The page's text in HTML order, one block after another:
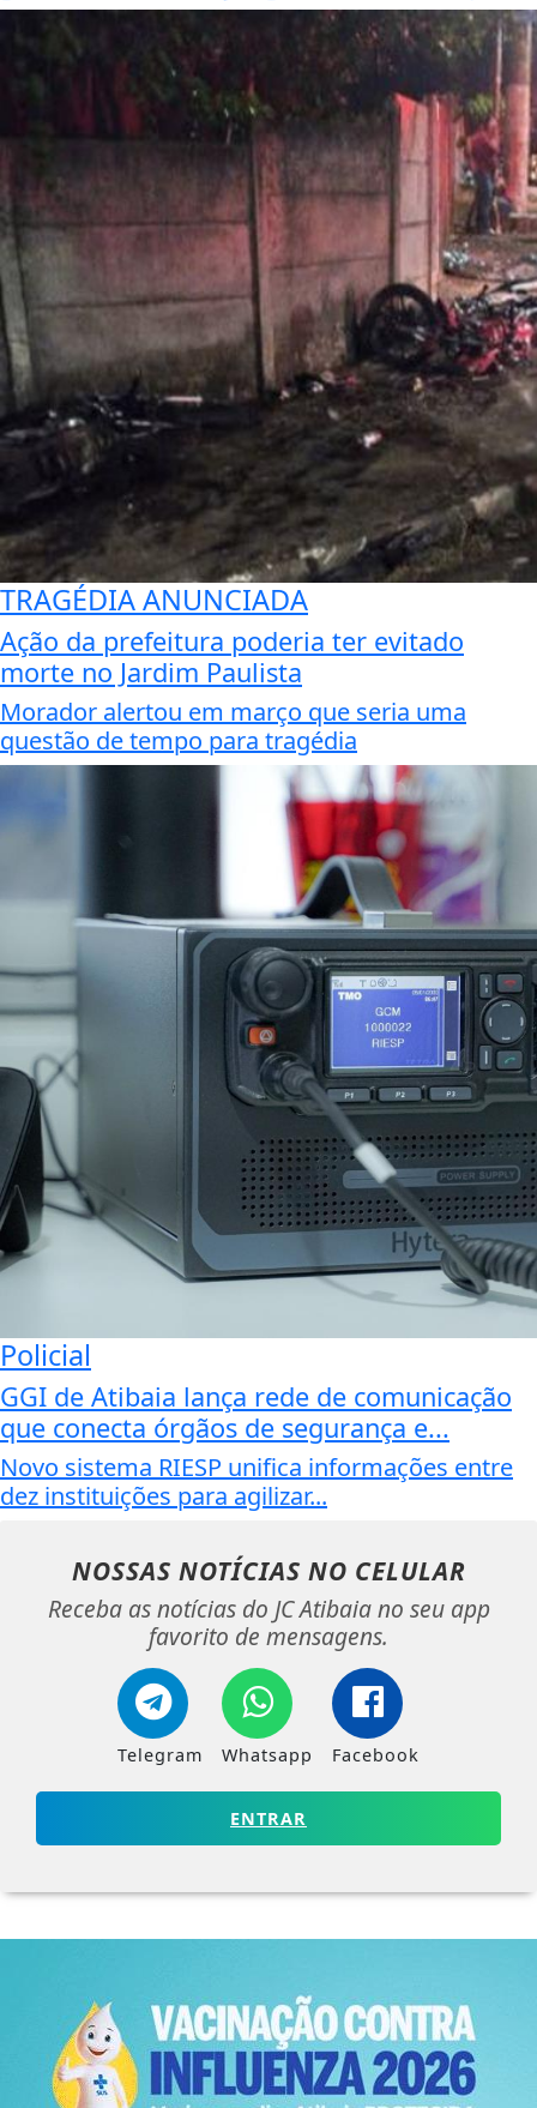
TRAGÉDIA ANUNCIADA
Ação da prefeitura poderia ter evitado
morte no Jardim Paulista
Morador alertou em março que seria uma
questão de tempo para tragédia
Policial
GGI de Atibaia lança rede de comunicação
que conecta órgãos de segurança e...
Novo sistema RIESP unifica informações entre
dez instituições para agilizar...
NOSSAS NOTÍCIAS NO CELULAR
Receba as notícias do JC Atibaia no seu app
favorito de mensagens.
Telegram Whatsapp Facebook
ENTRAR